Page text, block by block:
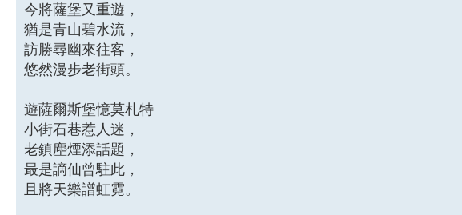
今將薩堡又重遊，
猶是青山碧水流，
訪勝尋幽來往客，
悠然漫步老街頭。
遊薩爾斯堡憶莫札特
小街石巷惹人迷，
老鎮塵煙添話題，
最是謫仙曾駐此，
且將天樂譜虹霓。